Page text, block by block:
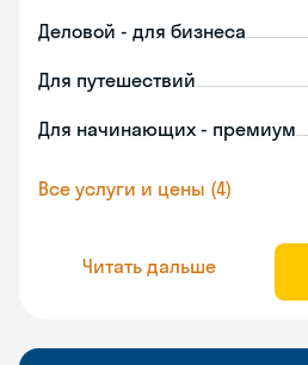
Деловой - для бизнеса
Для путешествий
Для начинающих - премиум
Все услуги и цены (4)
Читать дальше